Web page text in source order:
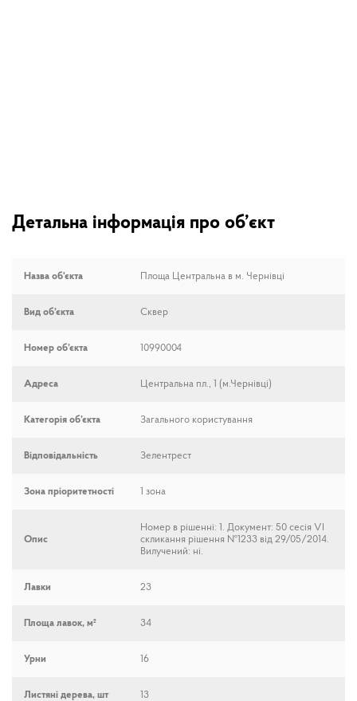
Детальна інформація про об’єкт
Назва об'єкта Площа Центральна в м. Чернівці
Вид об’єкта Сквер
Номер об’єкта 10990004
Адреса Центральна пл., 1 (м.Чернівці)
Категорія об’єкта Загального користування
Відповідальність Зелентрест
Зона пріоритетності 1 зона
Опис
Номер в рішенні: 1. Документ: 50 сесія VI
скликання рішення №1233 від 29/05/2014.
Вилучений: ні.
Лавки 23
Площа лавок, м² 34
Урни 16
Листяні дерева, шт 13